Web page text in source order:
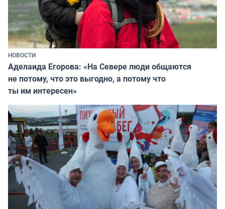
НОВОСТИ
Аделаида Егорова: «На Севере люди общаются
не потому, что это выгодно, а потому что
ты им интересен»